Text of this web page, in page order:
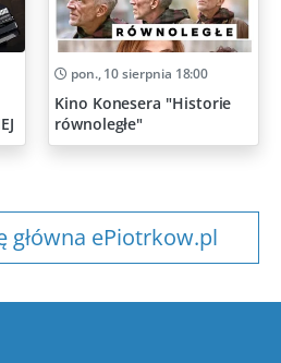
pon., 10 sierpnia 18:00
Kino Konesera "Historie
równoległe"
główna ePiotrkow.pl